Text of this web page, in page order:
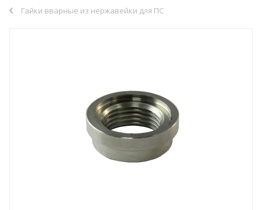
Гайки вварные из нержавейки для ПС